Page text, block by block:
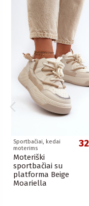
Sportbačiai, kedai
moterims
Moteriški
sportbačiai su
platforma Beige
Moariella